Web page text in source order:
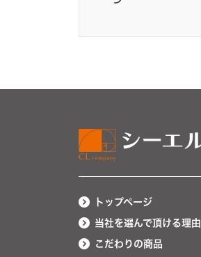
トップページ
当社を選んで頂ける理由
こだわりの商品